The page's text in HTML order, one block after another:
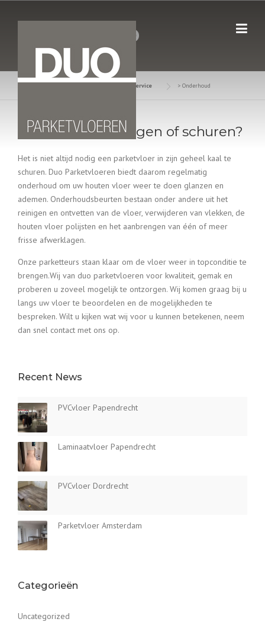
ONDERHOUD
Diensten & Service > Onderhoud
Houten vloer reinigen of schuren?
Het is niet altijd nodig een parketvloer in zijn geheel kaal te
schuren. Duo Parketvloeren biedt daarom regelmatig
onderhoud om uw houten vloer weer te doen glanzen en
ademen. Onderhoudsbeurten bestaan onder andere uit het
reinigen en ontvetten van de vloer, verwijderen van vlekken, de
houten vloer polijsten en het aanbrengen van één of meer
frisse afwerklagen.
Onze parketteurs staan klaar om de vloer weer in topconditie te
brengen.Wij van duo parketvloeren voor kwaliteit, gemak en
proberen u zoveel mogelijk te ontzorgen. Wij komen graag bij u
langs uw vloer te beoordelen en de mogelijkheden te
bespreken. Wilt u kijken wat wij voor u kunnen betekenen, neem
dan snel contact met ons op.
Recent News
PVCvloer Papendrecht
Laminaatvloer Papendrecht
PVCvloer Dordrecht
Parketvloer Amsterdam
Categorieën
Uncategorized